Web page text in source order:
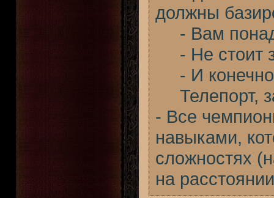
должны
- Вам
- Не стоит
- И
Телепорт,
- Все
навыками,
сложностях
на